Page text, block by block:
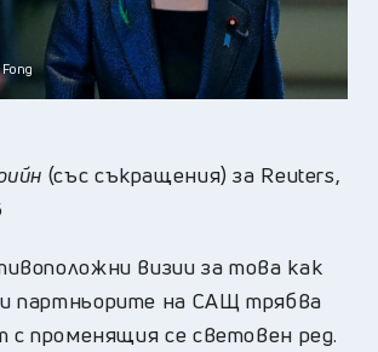
(със съкращения) за Reuters,
визии за това как
партньорите на САЩ трябва
с променящия се световен ред.